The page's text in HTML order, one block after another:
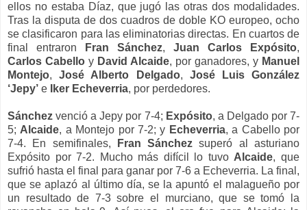
ellos no estaba Díaz, que jugó las otras dos modalidades.
Tras la disputa de dos cuadros de doble KO europeo, ocho
se clasificaron para las eliminatorias directas. En cuartos de
final entraron
Fran Sánchez, Juan Carlos Expósito,
Carlos Cabello y David Alcaide, por ganadores, y Manuel
Montejo,José Alberto Delgado, José Luis González
‘Jepy’ e Iker Echeverria, por perdedores.
Sánchez venció a Jepy por 7-4; Expósito, a Delgado por 7-
5; Alcaide, a Montejo por 7-2; y Echeverria, a Cabello por
7-4. En semifinales,
Fran Sánchez superó al asturiano
Expósito por 7-2. Mucho más difícil lo tuvo Alcaide, que
sufrió hasta el final para ganar por 7-6 a Echeverria. La final,
que se aplazó al último día, se la apuntó el malagueño por
un resultado de 7-3 sobre el murciano, que se tomó la